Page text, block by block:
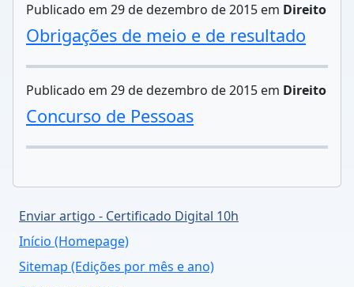
Publicado em 29 de dezembro de 2015 em Direito
Obrigações de meio e de resultado
Publicado em 29 de dezembro de 2015 em Direito
Concurso de Pessoas
Enviar artigo - Certificado Digital 10h
Início (Homepage)
Sitemap (Edições por mês e ano)